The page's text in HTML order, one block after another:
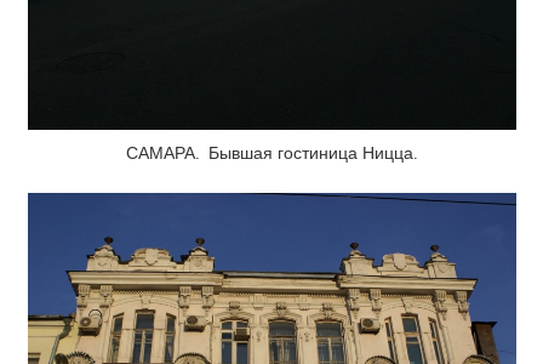
САМАРА. Бывшая гостиница Ницца.